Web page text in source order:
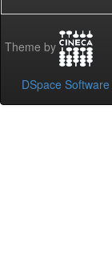
Theme by
DSpace Software